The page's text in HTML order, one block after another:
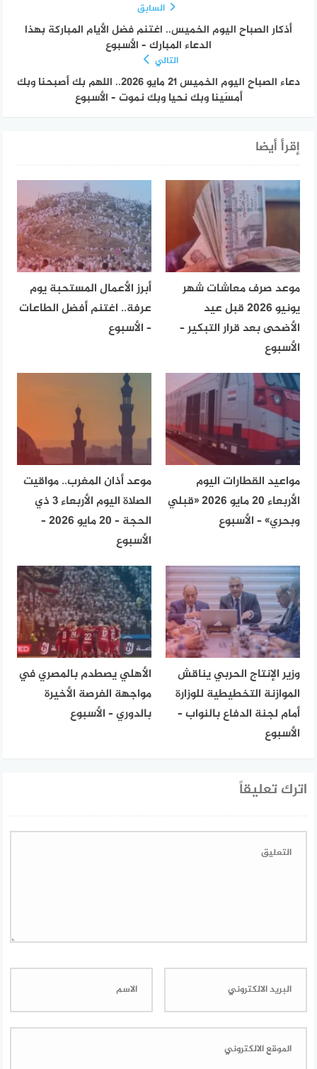
السابق
أذكار الصباح اليوم الخميس.. اغتنم فضل الأيام المباركة بهذا
الدعاء المبارك – الأسبوع
التالي
دعاء الصباح اليوم الخميس 21 مايو 2026.. اللهم بك أصبحنا وبك
أمسَينا وبك نحيا وبك نموت – الأسبوع
إقرأ أيضا
موعد صرف معاشات شهر
يونيو 2026 قبل عيد
الأضحى بعد قرار التبكير –
الأسبوع
أبرز الأعمال المستحبة يوم
عرفة.. اغتنم أفضل الطاعات
– الأسبوع
مواعيد القطارات اليوم
الأربعاء 20 مايو 2026 «قبلي
وبحري» – الأسبوع
موعد أذان المغرب.. مواقيت
الصلاة اليوم الأربعاء 3 ذي
الحجة – 20 مايو 2026 –
الأسبوع
وزير الإنتاج الحربي يناقش
الموازنة التخطيطية للوزارة
أمام لجنة الدفاع بالنواب –
الأسبوع
الأهلي يصطدم بالمصري في
مواجهة الفرصة الأخيرة
بالدوري – الأسبوع
اترك تعليقاً